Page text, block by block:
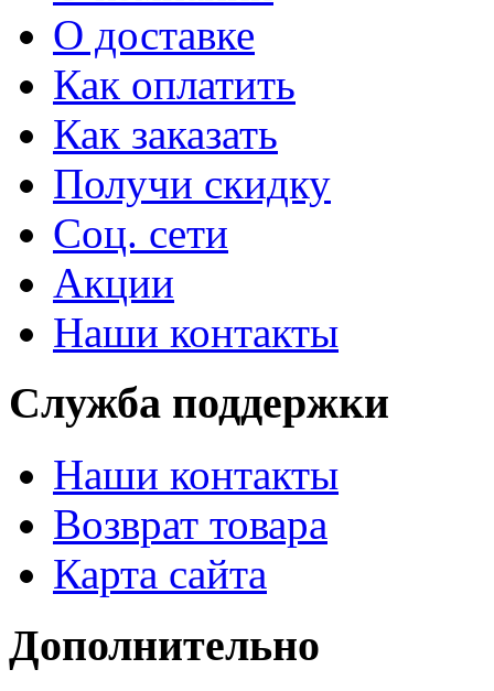
О доставке
Как оплатить
Как заказать
Получи скидку
Соц. сети
Акции
Наши контакты
Служба поддержки
Наши контакты
Возврат товара
Карта сайта
Дополнительно